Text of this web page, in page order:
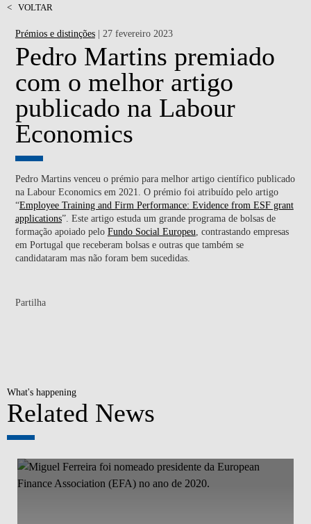
< VOLTAR
Prémios e distinções| 27 fevereiro 2023
Pedro Martins premiado
com o melhor artigo
publicado na Labour
Economics
Pedro Martins venceu o prémio para melhor artigo científico publicado
na Labour Economics em 2021. O prémio foi atribuído pelo artigo
“Employee Training and Firm Performance: Evidence from ESF grant
applications”. Este artigo estuda um grande programa de bolsas de
formação apoiado pelo Fundo Social Europeu , contrastando empresas
em Portugal que receberam bolsas e outras que também se
candidataram mas não foram bem sucedidas.
Partilha
What's happening
Related News